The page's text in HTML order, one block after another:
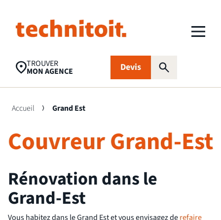
TROUVER
MON AGENCE Devis
Recherches populaires
Isolation
Traitement
d’humidité
FAQ
Accueil Grand Est
Couvreur Grand-Est
Rénovation dans le
Grand-Est
Vous habitez dans le Grand Est et vous envisagez derefaire